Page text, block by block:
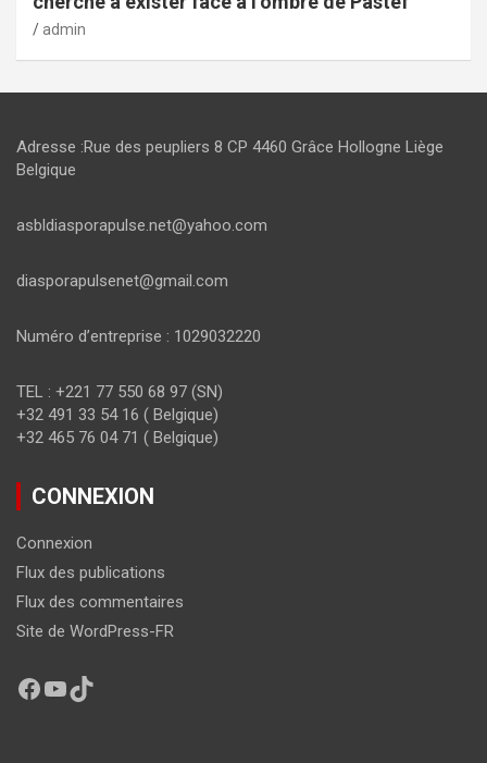
admin
Adresse :Rue des peupliers 8 CP 4460 Grâce Hollogne Liège
Belgique
asbldiasporapulse.net@yahoo.com
diasporapulsenet@gmail.com
Numéro d’entreprise : 1029032220
TEL : +221 77 550 68 97 (SN)
+32 491 33 54 16 ( Belgique)
+32 465 76 04 71 ( Belgique)
CONNEXION
Connexion
Flux des publications
Flux des commentaires
Site de WordPress-FR